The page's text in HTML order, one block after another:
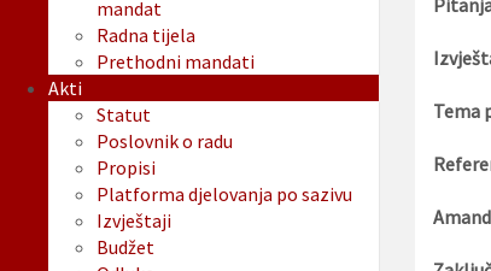
Tema
mandat
Radna tijela
Prethodni mandati
Akti
Statut
Poslovnik o radu
Propisi
Platforma djelovanja po sazivu
Izvještaji
Budžet